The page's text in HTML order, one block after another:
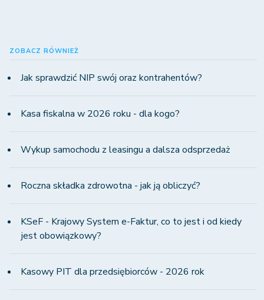
ZOBACZ RÓWNIEŻ
Jak sprawdzić NIP swój oraz kontrahentów?
Kasa fiskalna w 2026 roku - dla kogo?
Wykup samochodu z leasingu a dalsza odsprzedaż
Roczna składka zdrowotna - jak ją obliczyć?
KSeF - Krajowy System e-Faktur, co to jest i od kiedy
jest obowiązkowy?
Kasowy PIT dla przedsiębiorców - 2026 rok